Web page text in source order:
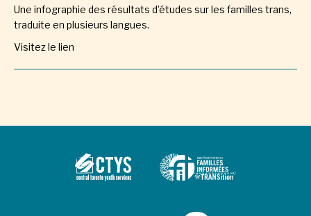
Une infographie des résultats d’études sur les familles trans,
traduite en plusieurs langues.
Visitez le lien